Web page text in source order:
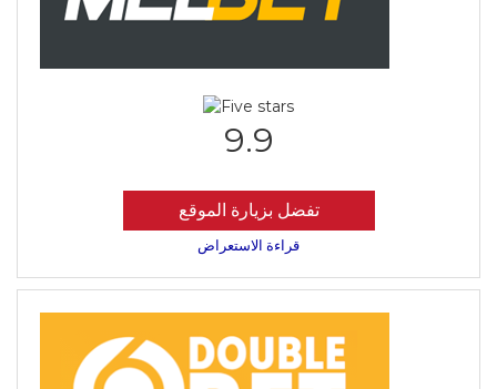
9.9
تفضل بزيارة الموقع
قراءة الاستعراض